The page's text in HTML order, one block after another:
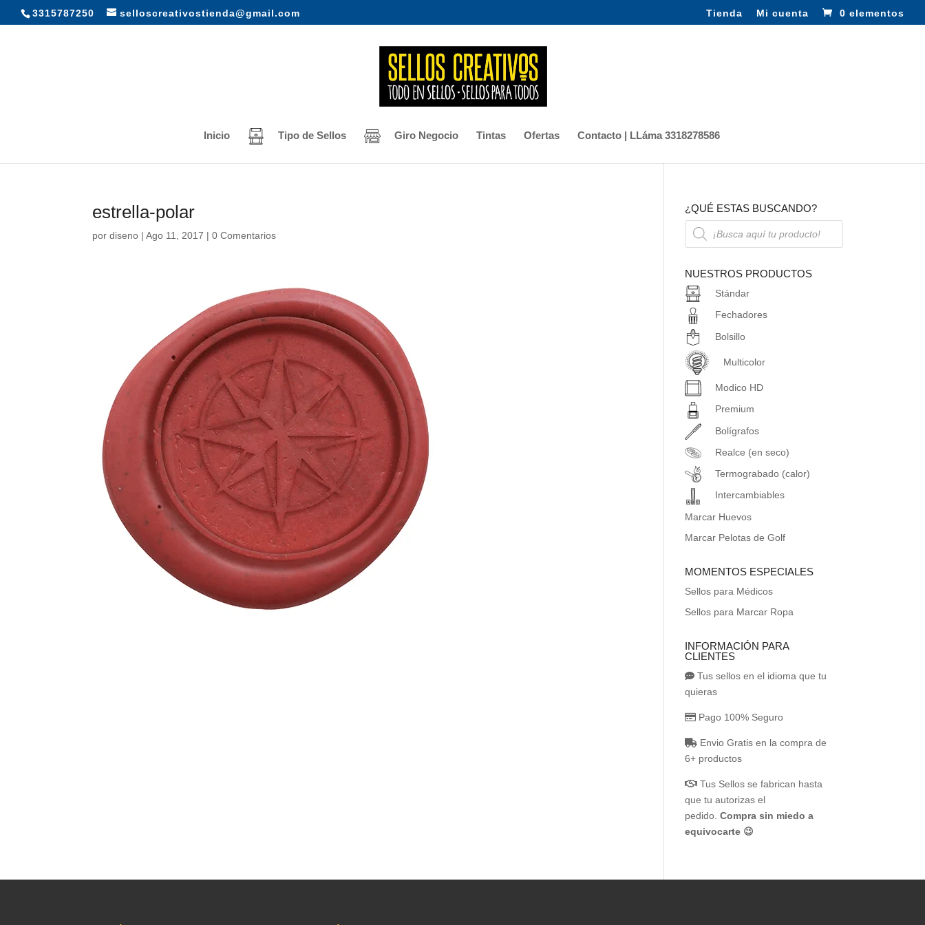
3315787250 selloscreativostienda@gmail.com Tienda Mi cuenta 0 elementos
Inicio Tipo de Sellos Giro Negocio Tintas Ofertas Contacto | LLáma 3318278586
estrella-polar
pordiseno |Ago 11, 2017 |0 Comentarios
¿QUÉ ESTAS BUSCANDO?
Búsqueda
de
productos
NUESTROS PRODUCTOS
Stándar
Fechadores
Bolsillo
Multicolor
Modico HD
Premium
Bolígrafos
Realce (en seco)
Termograbado (calor)
Intercambiables
Marcar Huevos
Marcar Pelotas de Golf
MOMENTOS ESPECIALES
Sellos para Médicos
Sellos para Marcar Ropa
INFORMACIÓN PARA
CLIENTES
Tus sellos en el idioma que tu
quieras
Pago 100% Seguro
Envio Gratis en la compra de
6+ productos
Tus Sellos se fabrican hasta
que tu autorizas el
pedido. Compra sin miedo a
equivocarte 😉